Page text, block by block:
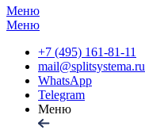
Меню
Меню
+7 (495) 161-81-11
mail@splitsystema.ru
WhatsApp
Telegram
Меню